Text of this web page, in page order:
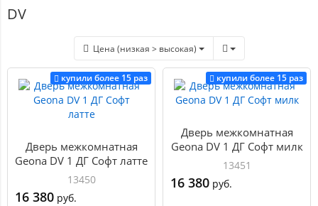
DV
Цена (низкая > высокая)
купили более 15 раз
Дверь межкомнатная
Geona DV 1 ДГ Софт латте
13450
16 380 руб.
купили более 15 раз
Дверь межкомнатная
Geona DV 1 ДГ Софт милк
13451
16 380 руб.